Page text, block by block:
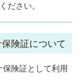
ださい。
険証について
険証として利用